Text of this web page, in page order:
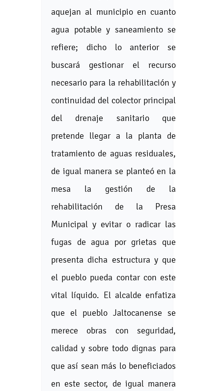
aquejan al municipio en cuanto
agua potable y saneamiento se
refiere; dicho lo anterior se
buscará gestionar el recurso
necesario para la rehabilitación y
continuidad del colector principal
del drenaje sanitario que
pretende llegar a la planta de
tratamiento de aguas residuales,
de igual manera se planteó en la
mesa la gestión de la
rehabilitación de la Presa
Municipal y evitar o radicar las
fugas de agua por grietas que
presenta dicha estructura y que
el pueblo pueda contar con este
vital líquido. El alcalde enfatiza
que el pueblo Jaltocanense se
merece obras con seguridad,
calidad y sobre todo dignas para
que así sean más lo beneficiados
en este sector, de igual manera